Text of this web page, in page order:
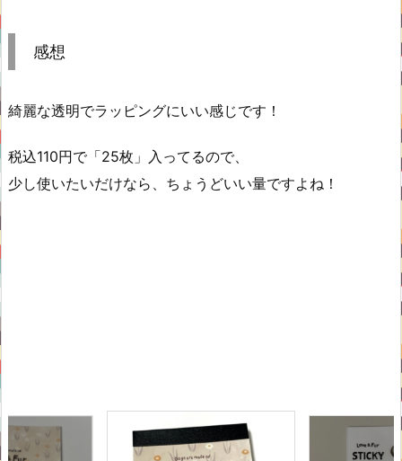
感想
綺麗な透明でラッピングにいい感じです！
税込110円で「25枚」入ってるので、
少し使いたいだけなら、ちょうどいい量ですよね！